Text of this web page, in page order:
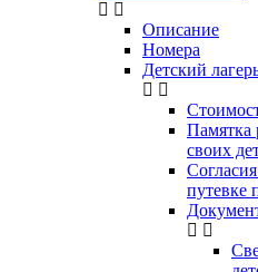
Описание
Номера
Детский
Памятка
своих
путевке